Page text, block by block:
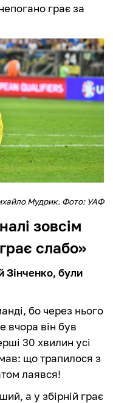
грає за
Мудрик. Фото: УАФ
зовсім
слабо»
Зінченко, були
бо через нього
вчора він був
30 хвилин усі
що трапилося з
лаявся!
а у збірній грає